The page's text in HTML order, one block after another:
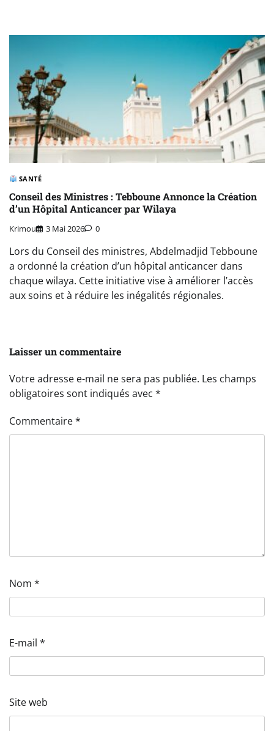
SANTÉ
Conseil des Ministres : Tebboune Annonce la Création
d’un Hôpital Anticancer par Wilaya
Krimou 3 Mai 2026 0
Lors du Conseil des ministres, Abdelmadjid Tebboune
a ordonné la création d’un hôpital anticancer dans
chaque wilaya. Cette initiative vise à améliorer l’accès
aux soins et à réduire les inégalités régionales.
Laisser un commentaire
Votre adresse e-mail ne sera pas publiée. Les champs
obligatoires sont indiqués avec *
Commentaire*
Nom *
E-mail *
Site web